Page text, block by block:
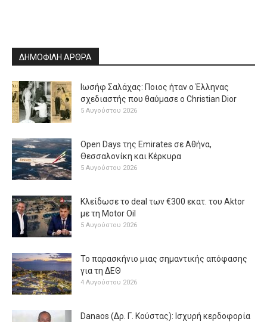
ΔΗΜΟΦΙΛΗ ΑΡΘΡΑ
Ιωσήφ Σαλάχας: Ποιος ήταν ο Έλληνας
σχεδιαστής που θαύμασε ο Christian Dior
5 Αυγούστου 2026
Open Days της Emirates σε Αθήνα,
Θεσσαλονίκη και Κέρκυρα
5 Αυγούστου 2026
Κλείδωσε το deal των €300 εκατ. του Aktor
με τη Μotor Oil
5 Αυγούστου 2026
Το παρασκήνιο μιας σημαντικής απόφασης
για τη ΔΕΘ
4 Αυγούστου 2026
Danaos (Δρ. Γ. Κούστας): Ισχυρή κερδοφορία